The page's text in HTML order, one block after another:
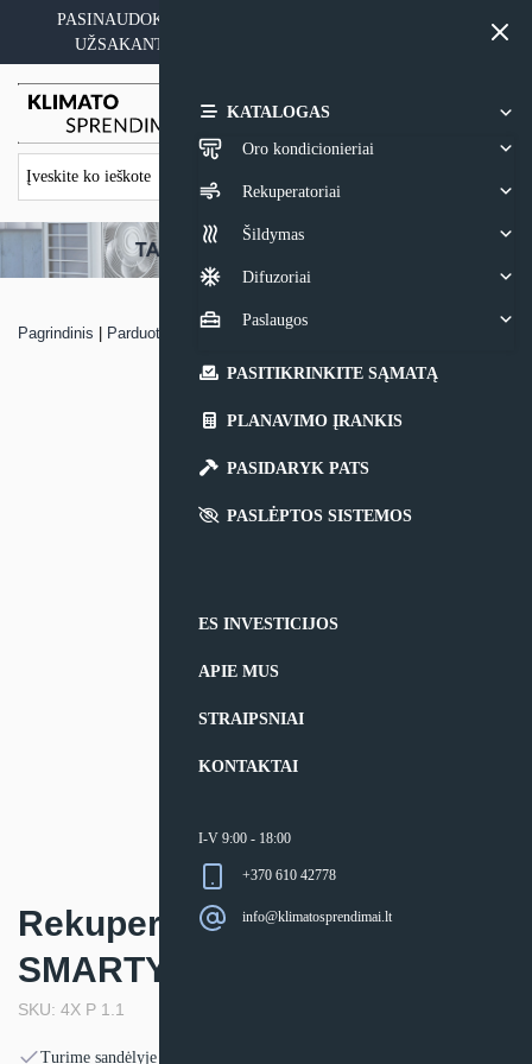
content
PASINAUDOKITE YPATINGAIS KAINOS PASIŪLYMAIS
UŽSAKANT ĮRANGĄ SU MONTAVIMO PASLAUGA
KATALOGAS
Oro kondicionieriai
Rekuperatoriai
Šildymas
Difuzoriai
Paslaugos
PASITIKRINKITE SĄMATĄ
PLANAVIMO ĮRANKIS
PASIDARYK PATS
PASLĖPTOS SISTEMOS
ES INVESTICIJOS
APIE MUS
STRAIPSNIAI
KONTAKTAI
I-V 9:00 - 18:00
+370 610 42778
info@klimatosprendimai.lt
Pagrindinis Parduotuvė Rekuperatorius Salda SMARTY 4X P 1.1
Rekuperatorius Salda
SMARTY 4X P 1.1
SKU: 4X P 1.1
Turime sandėlyje